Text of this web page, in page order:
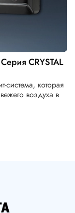
CRYSTAL
система, которая
воздуха в